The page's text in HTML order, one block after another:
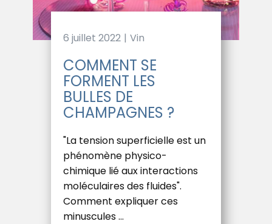
6 juillet 2022 Vin
COMMENT SE
FORMENT LES
BULLES DE
CHAMPAGNES ?
"La tension superficielle est un
phénomène physico-
chimique lié aux interactions
moléculaires des fluides".
Comment expliquer ces
minuscules …